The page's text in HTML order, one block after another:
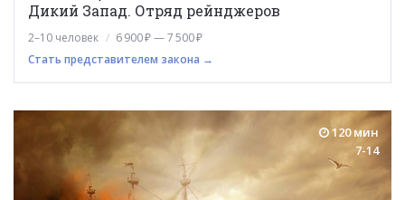
Дикий Запад. Отряд рейнджеров
2–10 человек
6 900 ₽ — 7 500 ₽
Стать представителем закона →
120 мин
7-14